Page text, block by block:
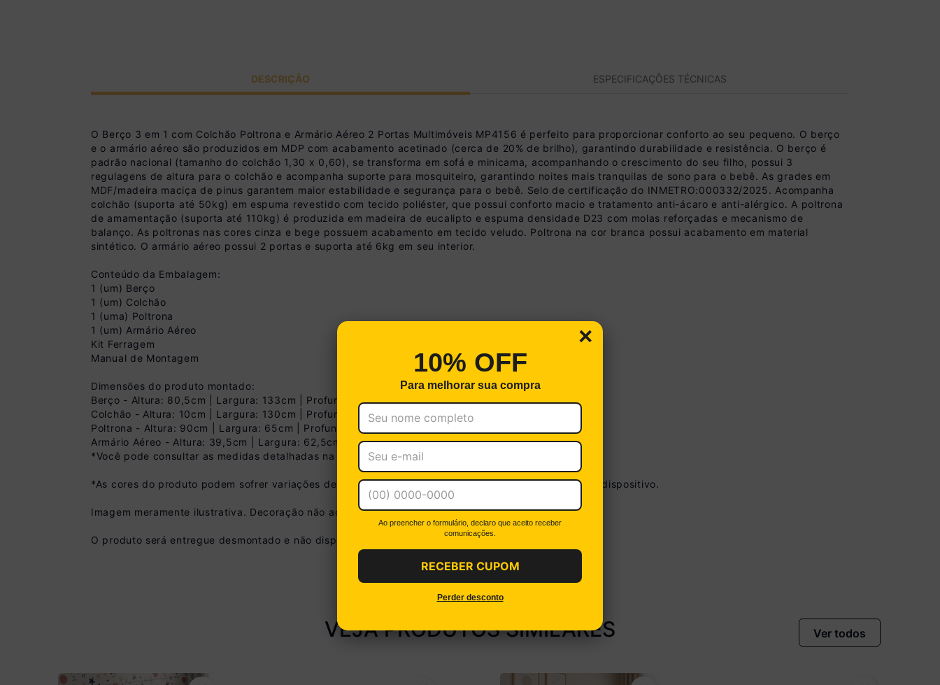
Pix
(10% de desconto)
Cartão de Crédito
Até 12x sem juros
De 13x a 18x com juros
Parcele em até 18x. Juros aplicados a partir da 13ª parcela
R$ 1.139,99 à vista no Boleto
(
% de desconto)
DESCRIÇÃO ESPECIFICAÇÕES TÉCNICAS
O Berço 3 em 1 com Colchão Poltrona e Armário Aéreo 2 Portas Multimóveis MP4156 é perfeito para proporcionar conforto ao seu pequeno. O berço
e o armário aéreo são produzidos em MDP com acabamento acetinado (cerca de 20% de brilho), garantindo durabilidade e resistência. O berço é
padrão nacional (tamanho do colchão 1,30 x 0,60), se transforma em sofá e minicama, acompanhando o crescimento do seu filho, possui 3
regulagens de altura para o colchão e acompanha suporte para mosquiteiro, garantindo noites mais tranquilas de sono para o bebê. As grades em
MDF/madeira maciça de pinus garantem maior estabilidade e segurança para o bebê. Selo de certificação do INMETRO:000332/2025. Acompanha
colchão (suporta até 50kg) em espuma revestido com tecido poliéster, que possui conforto macio e tratamento anti-ácaro e anti-alérgico. A poltrona
de amamentação (suporta até 110kg) é produzida em madeira de eucalipto e espuma densidade D23 com molas reforçadas e mecanismo de
balanço. As poltronas nas cores cinza e bege possuem acabamento em tecido veludo. Poltrona na cor branca possui acabamento em material
sintético. O armário aéreo possui 2 portas e suporta até 6kg em seu interior.
Conteúdo da Embalagem:
1 (um) Berço
1 (um) Colchão
1 (uma) Poltrona
1 (um) Armário Aéreo
Kit Ferragem
Manual de Montagem
Dimensões do produto montado:
Berço - Altura: 80,5cm | Largura: 133cm | Profundidade: 66cm
Colchão - Altura: 10cm | Largura: 130cm | Profundidade: 60cm
Poltrona - Altura: 90cm | Largura: 65cm | Profundidade: 64cm
Armário Aéreo - Altura: 39,5cm | Largura: 62,5cm | Profundidade: 31,5cm
*Você pode consultar as medidas detalhadas na imagem técnica do produto.
*As cores do produto podem sofrer variações de tonalidade de acordo com as configurações do seu dispositivo.
Imagem meramente ilustrativa. Decoração não acompanha o produto.
O produto será entregue desmontado e não disponibilizamos o serviço de montagem.
VEJA PRODUTOS SIMILARES Ver todos
×
10% OFF
Para melhorar sua compra
Ao preencher o formulário, declaro que aceito receber
comunicações.
RECEBER CUPOM
Perder desconto